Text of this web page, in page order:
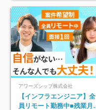
アワーズシップ株式会社
【インフラエンジニア】全
員リモート勤務中■残業月